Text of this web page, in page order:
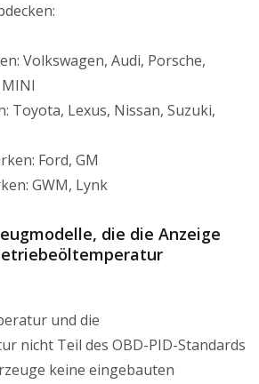
Volkswagen, Audi, Porsche,
Toyota, Lexus, Nissan, Suzuki,
Ford, GM
GWM, Lynk
die die Anzeige
und die
nicht Teil des OBD-PID-Standards
keine eingebauten